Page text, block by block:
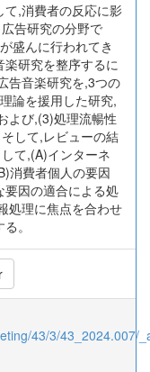
て,消費者の反応に影
告研究の分野で
盛んに行われてき
研究を整序するに
告音楽研究を,3つの
論を援用した研究,
よび,(3)処理流暢性
して,レビューの結
て,(A)インターネ
消費者個人の要因
因の適合による処
処理に焦点を合わせ
。
43/3/43_2024.007/